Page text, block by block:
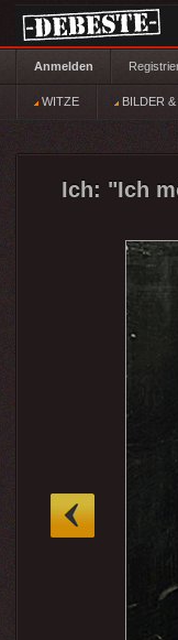
Anmelden
WITZE BILDER
Ich: "Ich